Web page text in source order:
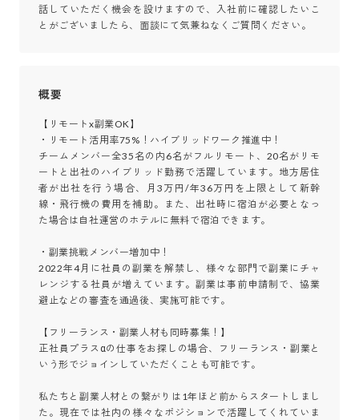
話していただく機会を設けますので、入社前に確認したいこ
とがございましたら、面談にて気兼ねなくご質問ください。
概要
【リモートx副業OK】
・リモート活用率75%！ハイブリッドワーク推進中！
チームメンバー全35名の内6名がフルリモート、20名がリモ
ートと出社のハイブリッド勤務で活躍しています。地方居住
者が出社を行う場合、月3万円/年36万円を上限として新幹
線・飛行機の費用を補助。また、出社時に宿泊が必要となっ
た場合は自社運営のホテルに無料で宿泊できます。
・副業挑戦メンバー増加中！
2022年4月に社員の副業を解禁し、様々な部門で副業にチャ
レンジする社員が増えています。副業は事前申請制で、協業
避止などの審査を通過後、実施可能です。
【フリーランス・副業人材も同時募集！】
正社員プラスαの仕事をお探しの場合、フリーランス・副業と
いう形でジョインしていただくことも可能です。
私たちと副業人材との繋がりは1年ほど前からスタートしまし
た。現在では社内の様々なポジションで活躍してくれていま